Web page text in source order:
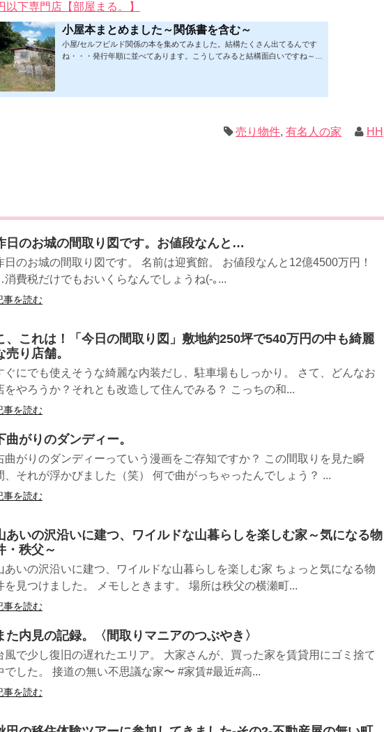
以下専門店【部屋まる。】
小屋本まとめました～関係書を含む～
小屋/セルフビルド関係の本を集めてみました。結構たくさん出てるんです
ね・・・発行年順に並べてあります。こうしてみると結構面白いですね～※
売り物件,有名人の家 HH
日のお城の間取り図です。お値段なんと…
日のお城の間取り図です。 名前は迎賓館。 お値段なんと12億4500万円！
費税だけでもおいくらなんでしょうね(-｡...
事を読む
、これは！「今日の間取り図」敷地約250坪で540万円の中も綺麗
売り店舗。
ぐにでも使えそうな綺麗な内装だし、駐車場もしっかり。 さて、どんなお
をやろうか？それとも改造して住んでみる？ こっちの和...
事を読む
曲がりのダンディー。
曲がりのダンディーっていう漫画をご存知ですか？ この間取りを見た瞬
、それが浮かびました（笑） 何で曲がっちゃったんでしょう？ ...
事を読む
あいの沢沿いに建つ、ワイルドな山暮らしを楽しむ家～気になる物
・秩父～
あいの沢沿いに建つ、ワイルドな山暮らしを楽しむ家 ちょっと気になる物
を見つけました。 メモしときます。 場所は秩父の横瀬町...
事を読む
た内見の記録。〈間取りマニアのつぶやき〉
風で少し復旧の遅れたエリア。 大家さんが、買った家を賃貸用にゴミ捨て
でした。 接道の無い不思議な家〜 #家賃#最近#高...
事を読む